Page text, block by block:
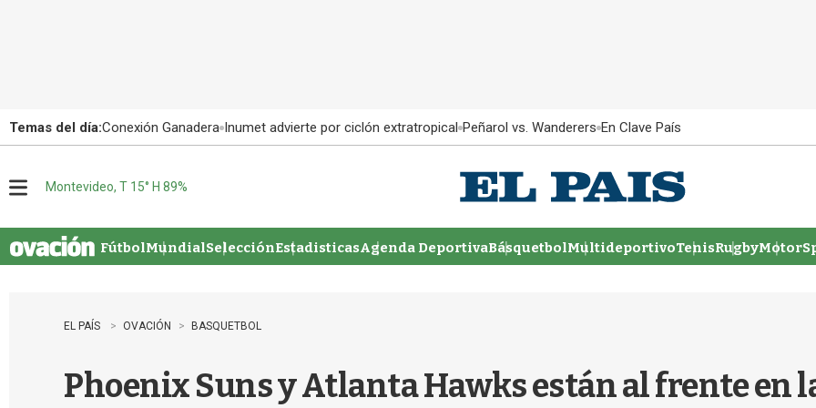
Temas del día:Conexión Ganadera Inumet advierte por ciclón extratropical Peñarol vs. Wanderers En Clave País
u
Montevideo, T 15° H 89%
FútbolMundialSelecciónEstadisticasAgenda DeportivaBásquetbolMultideportivoTenisRugby
EL PAÍS OVACIÓN BASQUETBOL
Phoenix Suns y Atlanta Hawks están al frente en